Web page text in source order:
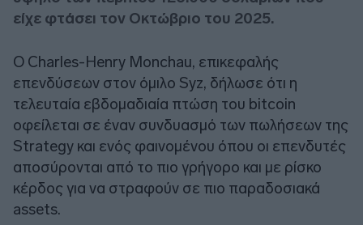
είχε φτάσει τον Οκτώβριο του 2025.
Ο Charles-Henry Monchau, επικεφαλής
επενδύσεων στον όμιλο Syz, δήλωσε ότι η
τελευταία εβδομαδιαία πτώση του bitcoin
οφείλεται σε έναν συνδυασμό των πωλήσεων της
Strategy και ενός φαινομένου όπου οι επενδυτές
αποσύρονται από το πιο γρήγορο και με ρίσκο
κέρδος για να στραφούν σε πιο παραδοσιακά
assets.